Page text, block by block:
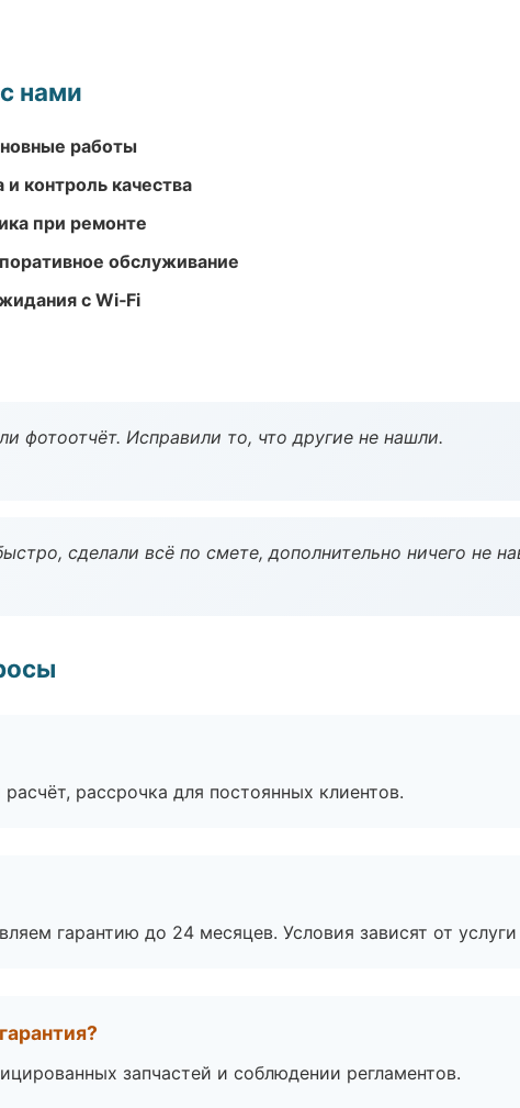
нами
работы
контроль качества
при ремонте
обслуживание
с Wi‑Fi
фотоотчёт. Исправили то, что другие не нашли.
сделали всё по смете, дополнительно ничего не
рассрочка для постоянных клиентов.
гарантию до 24 месяцев. Условия зависят от
запчастей и соблюдении регламентов.